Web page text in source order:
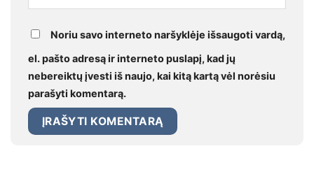
Noriu savo interneto naršyklėje išsaugoti vardą,
el. pašto adresą ir interneto puslapį, kad jų
nebereiktų įvesti iš naujo, kai kitą kartą vėl norėsiu
parašyti komentarą.